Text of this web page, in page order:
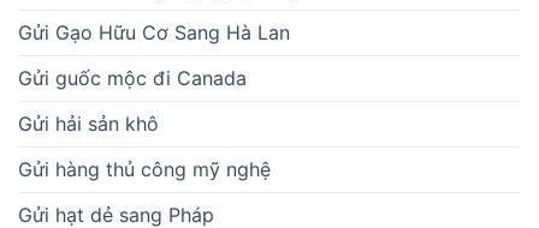
Gửi Gạo Hữu Cơ Sang Hà Lan
Gửi guốc mộc đi Canada
Gửi hải sản khô
Gửi hàng thủ công mỹ nghệ
Gửi hạt dẻ sang Pháp